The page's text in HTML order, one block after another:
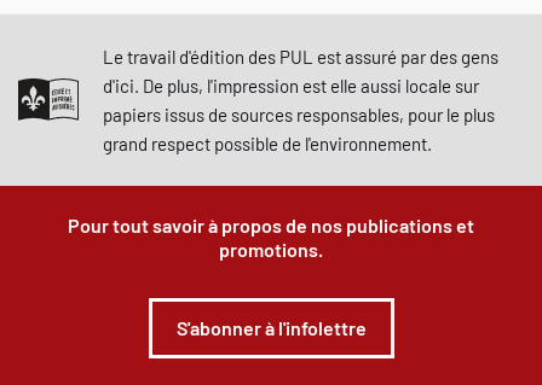
Le travail d'édition des PUL est assuré par des gens
d'ici. De plus, l'impression est elle aussi locale sur
papiers issus de sources responsables, pour le plus
grand respect possible de l'environnement.
Pour tout savoir à propos de nos publications et
promotions.
S'abonner à l'infolettre